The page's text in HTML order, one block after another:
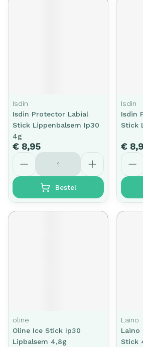
Isdin
Isdin Protector Labial
Stick Lippenbalsem Ip30
4g
€ 8,95
Aantal
Bestel
Isdin
Isdin
Stick
€
oline
Oline Ice Stick Ip30
Lipbalsem 4,8g
Laino
Laino
Stick